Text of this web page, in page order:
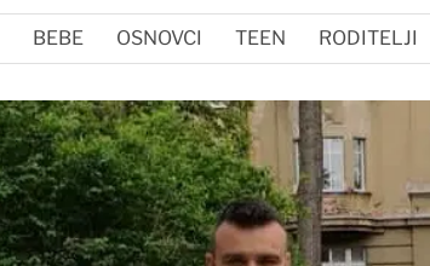
BEBE OSNOVCI TEEN RODITELJI